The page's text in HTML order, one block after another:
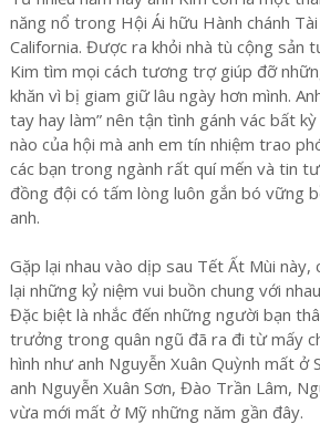
năng nổ trong Hội Ái hữu Hành chánh
California. Được ra khỏi nhà tù cộng sản
Kim tìm mọi cách tương trợ giúp đỡ
khăn vì bị giam giữ lâu ngày hơn mình.
tay hay làm” nên tận tình gánh vác bất
nào của hội mà anh em tín nhiệm trao
các bạn trong ngành rất quí mến và tin
đồng đội có tấm lòng luôn gắn bó vững
anh.
Gặp lại nhau vào dịp sau Tết Ất Mùi
lại những kỷ niệm vui buồn chung với
Đặc biệt là nhắc đến những người bạn
trưởng trong quân ngũ đã ra đi từ mấy
hình như anh Nguyễn Xuân Quỳnh mất ở
anh Nguyễn Xuân Sơn, Đào Trần Lâm,
vừa mới mất ở Mỹ những năm gần đây.